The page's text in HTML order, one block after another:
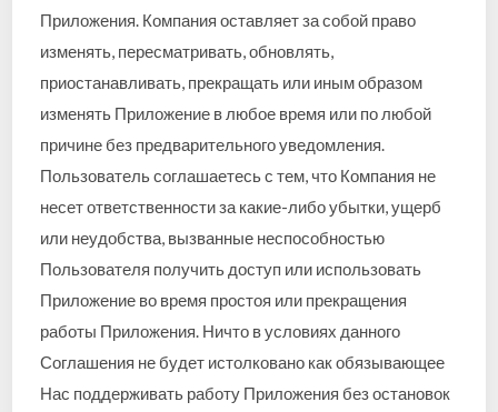
Приложения. Компания оставляет за собой право
изменять, пересматривать, обновлять,
приостанавливать, прекращать или иным образом
изменять Приложение в любое время или по любой
причине без предварительного уведомления.
Пользователь соглашаетесь с тем, что Компания не
несет ответственности за какие-либо убытки, ущерб
или неудобства, вызванные неспособностью
Пользователя получить доступ или использовать
Приложение во время простоя или прекращения
работы Приложения. Ничто в условиях данного
Соглашения не будет истолковано как обязывающее
Нас поддерживать работу Приложения без остановок